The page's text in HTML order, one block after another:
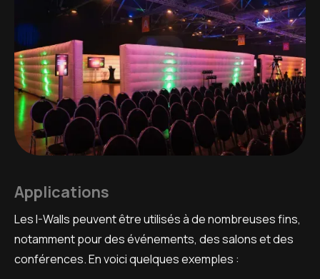
Applications
Les I-Walls peuvent être utilisés à de nombreuses fins,
notamment pour des événements, des salons et des
conférences. En voici quelques exemples :